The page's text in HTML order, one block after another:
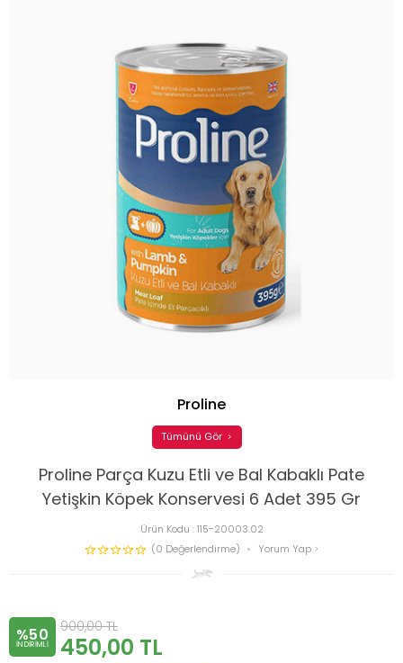
Proline Parça Kuzu Etli ve Bal Kabaklı Pate
Yetişkin Köpek Konservesi 6 Adet 395 Gr
Ürün Kodu :115-20003.02
(0 Değerlendirme)
Yorum Yap
Proline
Tümünü Gör
%50
INDIRIMLI
900,00TL
450,00 TL